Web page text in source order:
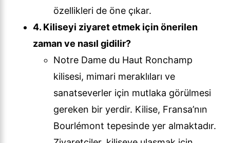
özellikleri de öne çıkar.
4. Kiliseyi ziyaret etmek için önerilen
zaman ve nasıl gidilir?
Notre Dame du Haut Ronchamp
kilisesi, mimari meraklıları ve
sanatseverler için mutlaka görülmesi
gereken bir yerdir. Kilise, Fransa’nın
Bourlémont tepesinde yer almaktadır.